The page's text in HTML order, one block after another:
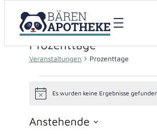
Prozenttage
Veranstaltungen Prozenttage
Veranstaltungen
HinweisEs wurden keine Ergebnisse
Anstehende